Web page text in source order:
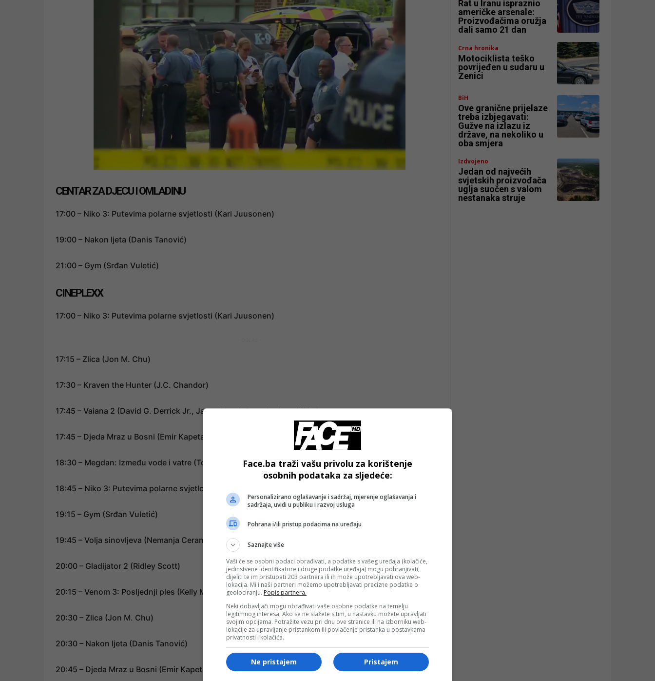
CENTAR ZA DJECU I OMLADINU
17:00 – Niko 3: Putevima polarne svjetlosti (Kari Juusonen)
19:00 – Nakon ljeta (Danis Tanović)
21:00 – Gym (Srđan Vuletić)
CINEPLEXX
17:00 – Niko 3: Putevima polarne svjetlosti (Kari Juusonen)
17:15 – Zlica (Jon M. Chu)
17:30 – Kraven the Hunter (J.C. Chandor)
17:45 – Vaiana 2 (David G. Derrick Jr., Jason Hand, Dana Ledoux Miller)
17:45 – Djeda Mraz u Bosni (Emir Kapetanović)
18:30 – Megdan: Između vode i vatre (Todor Chapkanov)
18:45 – Niko 3: Putevima polarne svjetlosti (Kari Juusonen)
19:15 – Gym (Srđan Vuletić)
19:45 – Volja sinovljeva (Nemanja Ceranić)
20:00 – Gladijator 2 (Ridley Scott)
20:15 – Venom 3: Posljednji ples (Kelly Marcel)
20:30 – Zlica (Jon M. Chu)
20:30 – Nakon ljeta (Danis Tanović)
20:45 – Djeda Mraz u Bosni (Emir Kapetanović)
Rat u Iranu ispraznio
američke arsenale:
Proizvođačima oružja
dali samo 21 dan
Crna hronika
Motociklista teško
povrijeđen u sudaru u
Zenici
BiH
Ove granične prijelaze
treba izbjegavati:
Gužve na izlazu iz
države, na nekoliko u
oba smjera
Izdvojeno
Jedan od najvećih
svjetskih proizvođača
uglja suočen s valom
nestanaka struje
Face.ba traži vašu privolu za korištenje
osobnih podataka za sljedeće:
Personalizirano oglašavanje i sadržaj, mjerenje oglašavanja i
sadržaja, uvidi u publiku i razvoj usluga
Pohrana i/ili pristup podacima na uređaju
Saznajte više
Vaši će se osobni podaci obrađivati, a podatke s vašeg uređaja (kolačiće,
jedinstvene identifikatore i druge podatke uređaja) mogu pohranjivati,
dijeliti te im pristupati 203 partnera ili ih može upotrebljavati ova web-
lokacija. Mi i naši partneri možemo upotrebljavati precizne podatke o
geolociranju. Popis partnera.
Neki dobavljači mogu obrađivati vaše osobne podatke na temelju
legitimnog interesa. Ako se ne slažete s tim, u nastavku možete upravljati
svojim opcijama. Potražite vezu pri dnu ove stranice ili na izborniku web-
lokacije za upravljanje pristankom ili povlačenje pristanka u postavkama
privatnosti i kolačića.
Pristajem
Ne pristajem